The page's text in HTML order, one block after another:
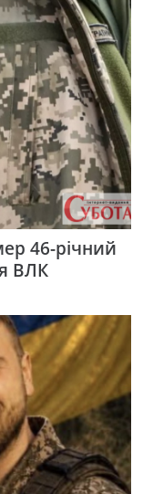
46-річний
ВЛК